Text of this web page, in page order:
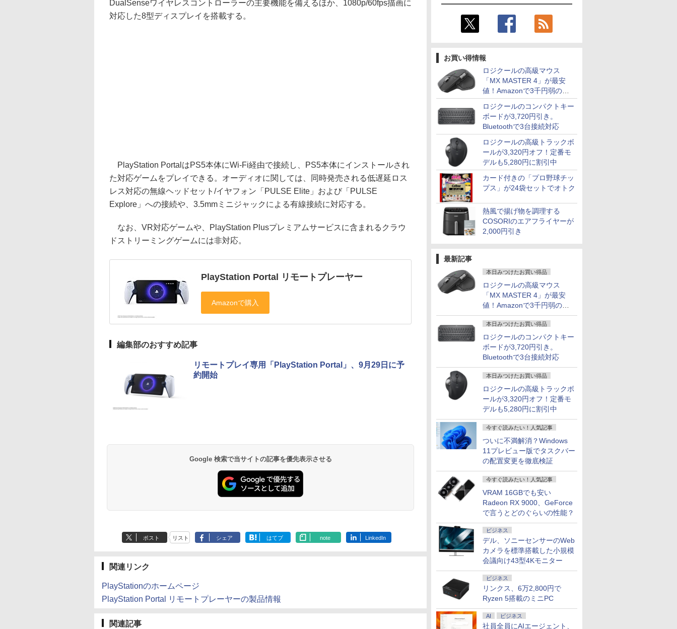
お買い得情報
ロジクールの高級マウス
「MX MASTER 4」が最安
値！Amazonで3千円弱の割
引
ロジクールのコンパクトキー
ボードが3,720円引き。
Bluetoothで3台接続対応
ロジクールの高級トラックボ
ールが3,320円オフ！定番モ
デルも5,280円に割引中
カード付きの「プロ野球チッ
プス」が24袋セットでオトク
熱風で揚げ物を調理する
COSORIのエアフライヤーが
2,000円引き
最新記事
本日みつけたお買い得品
ロジクールの高級マウス
「MX MASTER 4」が最安
値！Amazonで3千円弱の割
引
本日みつけたお買い得品
ロジクールのコンパクトキー
ボードが3,720円引き。
Bluetoothで3台接続対応
本日みつけたお買い得品
ロジクールの高級トラックボ
ールが3,320円オフ！定番モ
デルも5,280円に割引中
今すぐ読みたい！人気記事
ついに不満解消？Windows
11プレビュー版でタスクバー
の配置変更を徹底検証
今すぐ読みたい！人気記事
VRAM 16GBでも安い
Radeon RX 9000、GeForce
で言うとどのぐらいの性能？
ビジネス
デル、ソニーセンサーのWeb
カメラを標準搭載した小規模
会議向け43型4Kモニター
ビジネス
リンクス、6万2,800円で
Ryzen 5搭載のミニPC
AI ビジネス
社員全員にAIエージェント、
DualSenseワイヤレスコントローラーの主要機能を備えるほか、1080p/60fps描画に
対応した8型ディスプレイを搭載する。
PlayStation PortalはPS5本体にWi-Fi経由で接続し、PS5本体にインストールされ
た対応ゲームをプレイできる。オーディオに関しては、同時発売される低遅延ロス
レス対応の無線ヘッドセット/イヤフォン「PULSE Elite」および「PULSE
Explore」への接続や、3.5mmミニジャックによる有線接続に対応する。
なお、VR対応ゲームや、PlayStation Plusプレミアムサービスに含まれるクラウ
ドストリーミングゲームには非対応。
PlayStation Portal リモートプレーヤー
編集部のおすすめ記事
リモートプレイ専用「PlayStation Portal」、9月29日に予
約開始
Google 検索で当サイトの記事を優先表示させる
ポスト リスト シェア はてブ note LinkedIn
関連リンク
PlayStationのホームページ
PlayStation Portal リモートプレーヤーの製品情報
関連記事